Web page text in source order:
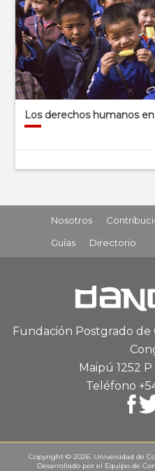
Los derechos humanos
Nosotros
Guías
Directorio
Fundación Postgrado de
Maipú 1252 P
Teléfono
Copyright © 2026. Universidad de
Desarrollado por el Equipo de